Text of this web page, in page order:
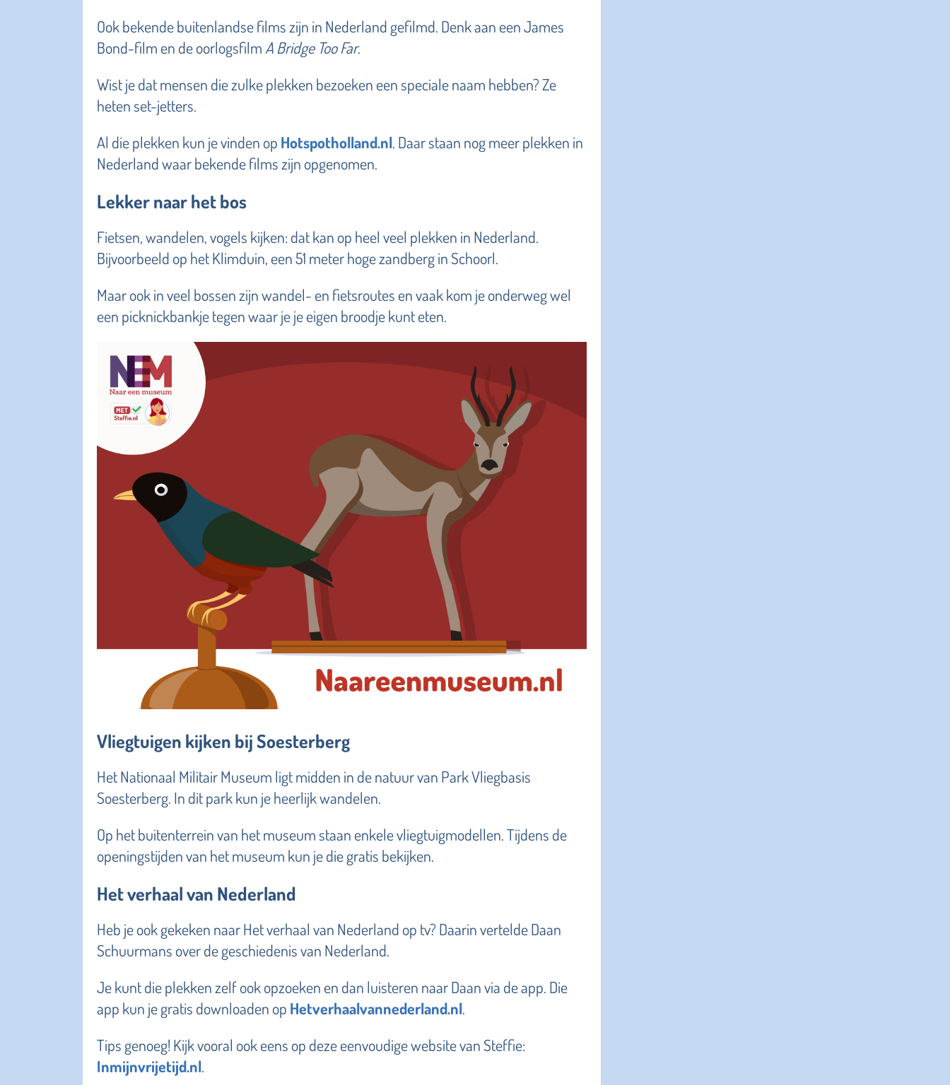
Ook bekende buitenlandse films zijn in Nederland gefilmd. Denk aan een James
Bond-film en de oorlogsfilm A Bridge Too Far.
Wist je dat mensen die zulke plekken bezoeken een speciale naam hebben? Ze
heten set-jetters.
Al die plekken kun je vinden op Hotspotholland.nl. Daar staan nog meer plekken in
Nederland waar bekende films zijn opgenomen.
Lekker naar het bos
Fietsen, wandelen, vogels kijken: dat kan op heel veel plekken in Nederland.
Bijvoorbeeld op het Klimduin, een 51 meter hoge zandberg in Schoorl.
Maar ook in veel bossen zijn wandel- en fietsroutes en vaak kom je onderweg wel
een picknickbankje tegen waar je je eigen broodje kunt eten.
Vliegtuigen kijken bij Soesterberg
Het Nationaal Militair Museum ligt midden in de natuur van Park Vliegbasis
Soesterberg. In dit park kun je heerlijk wandelen.
Op het buitenterrein van het museum staan enkele vliegtuigmodellen. Tijdens de
openingstijden van het museum kun je die gratis bekijken.
Het verhaal van Nederland
Heb je ook gekeken naar Het verhaal van Nederland op tv? Daarin vertelde Daan
Schuurmans over de geschiedenis van Nederland.
Je kunt die plekken zelf ook opzoeken en dan luisteren naar Daan via de app. Die
app kun je gratis downloaden op Hetverhaalvannederland.nl.
Tips genoeg! Kijk vooral ook eens op deze eenvoudige website van Steffie:
Inmijnvrijetijd.nl.